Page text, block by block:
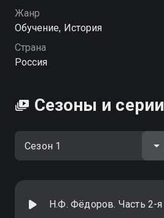
Жанр
Обучение, История
Страна
Россия
Сезоны и серии
Н.Ф. Фёдоров. Часть 2-я